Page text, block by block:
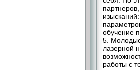
обучение
5.
лазерной
работы с